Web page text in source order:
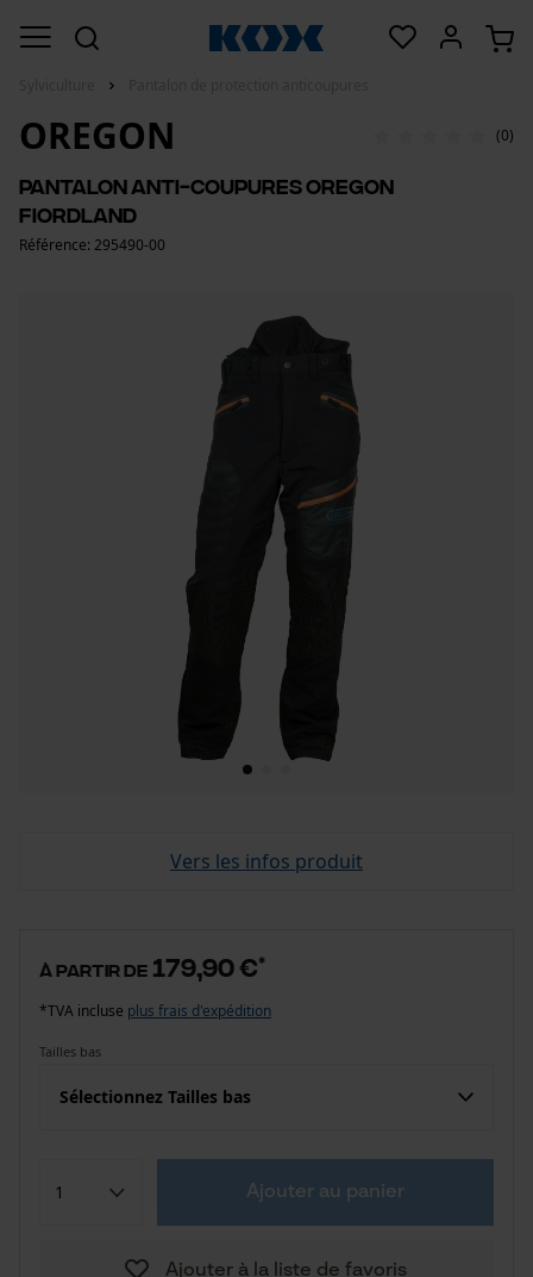
OREGON (0)
Pantalon anti-coupures Oregon
Fiordland
Référence: 295490-00
Vers les infos produit
à partir de 179,90 €*
*TVA incluse plus frais d'expédition
Tailles bas
Sélectionnez Tailles bas
Ajouter au panier
Ajouter à la liste de favoris